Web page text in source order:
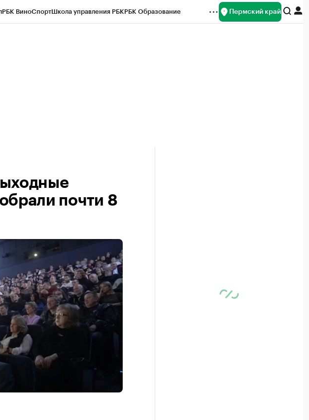
РБК ВиноСпортШкола управления РБКРБК Образование Пермский край
почти 8